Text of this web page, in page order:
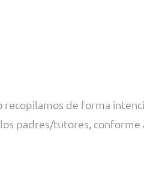
de forma
padres/tutores,